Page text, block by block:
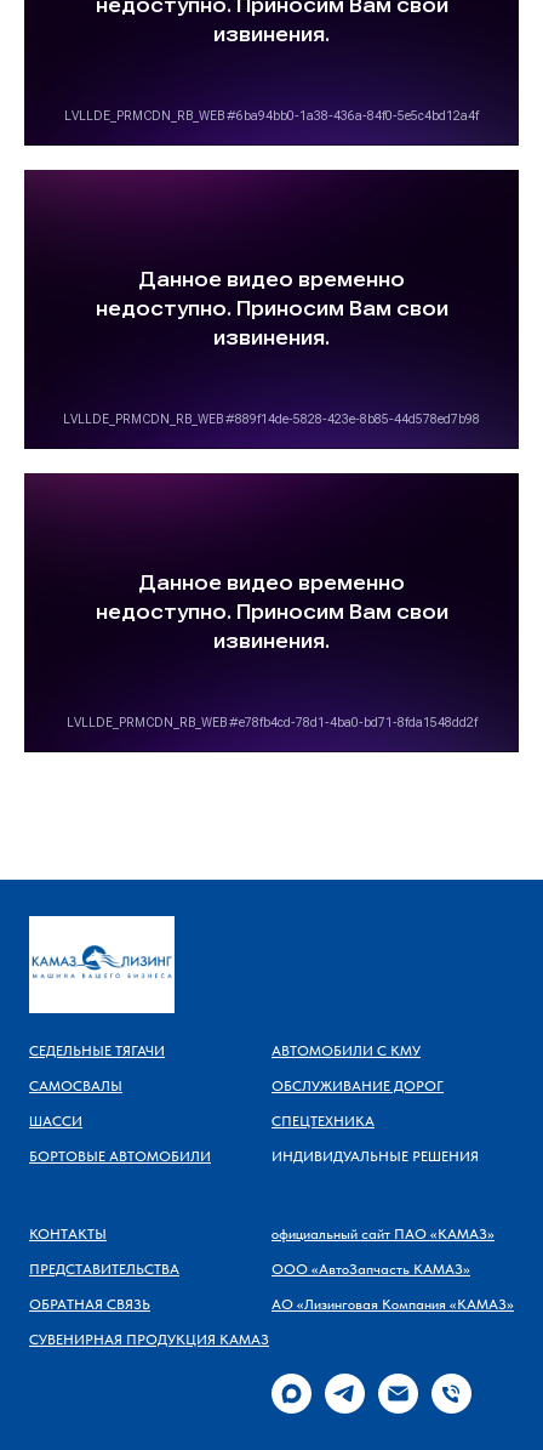
СЕДЕЛЬНЫЕ ТЯГАЧИ
САМОСВАЛЫ
ШАССИ
БОРТОВЫЕ АВТОМОБИЛИ
АВТОМОБИЛИ С КМУ
ОБСЛУЖИВАНИЕ ДОРОГ
СПЕЦТЕХНИКА
ИНДИВИДУАЛЬНЫЕ РЕШЕНИЯ
КОНТАКТЫ
ПРЕДСТАВИТЕЛЬСТВА
ОБРАТНАЯ СВЯЗЬ
СУВЕНИРНАЯ ПРОДУКЦИЯ КАМАЗ
официальный сайт ПАО «КАМАЗ»
ООО «АвтоЗапчасть КАМАЗ»
АО «Лизинговая Компания «КАМАЗ»